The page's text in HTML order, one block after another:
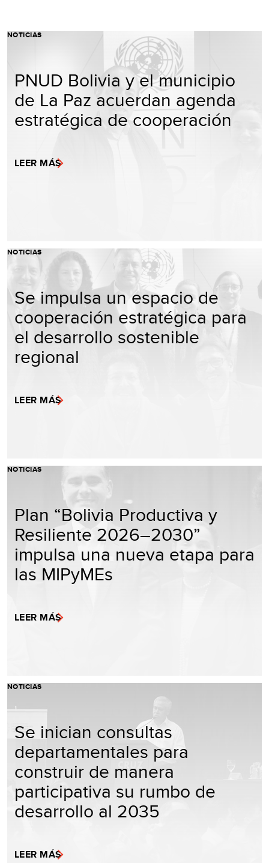
NOTICIAS
PNUD Bolivia y el municipio
de La Paz acuerdan agenda
estratégica de cooperación
LEER MÁS
NOTICIAS
Se impulsa un espacio de
cooperación estratégica para
el desarrollo sostenible
regional
LEER MÁS
NOTICIAS
Plan “Bolivia Productiva y
Resiliente 2026–2030”
impulsa una nueva etapa para
las MIPyMEs
LEER MÁS
NOTICIAS
Se inician consultas
departamentales para
construir de manera
participativa su rumbo de
desarrollo al 2035
LEER MÁS